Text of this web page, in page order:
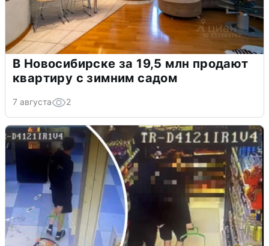
В Новосибирске за 19,5 млн продают
квартиру с зимним садом
7 августа 2